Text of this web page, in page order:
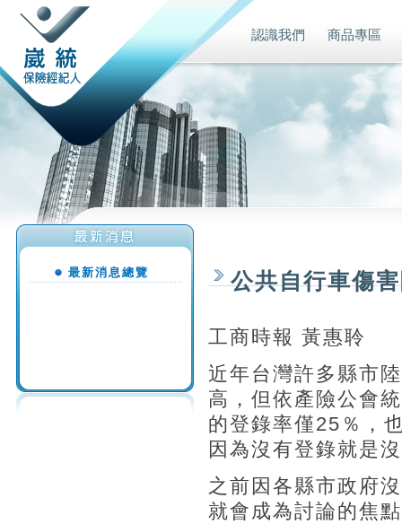
認識我們 商品專區
最新消息總覽 公共自行車傷
工商時報 黃惠聆
近年台灣許多縣市
高，但依產險公會
的登錄率僅25％，
因為沒有登錄就是
之前因各縣市政府
就會成為討論的焦